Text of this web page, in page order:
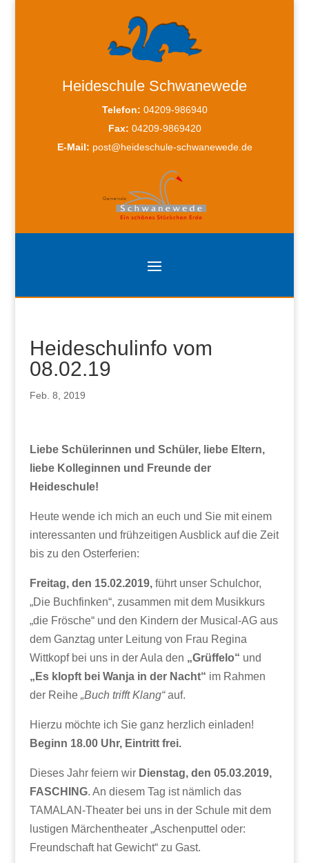
Heideschule Schwanewede
Telefon: 04209-986940
Fax: 04209-9869420
E-Mail: post@heideschule-schwanewede.de
Heideschulinfo vom
08.02.19
Feb. 8, 2019
Liebe Schülerinnen und Schüler, liebe Eltern,
liebe Kolleginnen und Freunde der
Heideschule!
Heute wende ich mich an euch und Sie mit einem
interessanten und frühzeitigen Ausblick auf die Zeit
bis zu den Osterferien:
Freitag, den 15.02.2019,führt unser Schulchor,
„Die Buchfinken“, zusammen mit dem Musikkurs
„die Frösche“ und den Kindern der Musical-AG aus
dem Ganztag unter Leitung von Frau Regina
Wittkopf bei uns in der Aula den „Grüffelo“ und
„Es klopft bei Wanja in der Nacht“ im Rahmen
der Reihe „Buch trifft Klang“auf.
Hierzu möchte ich Sie ganz herzlich einladen!
Beginn 18.00 Uhr, Eintritt frei.
Dieses Jahr feiern wir Dienstag, den 05.03.2019,
FASCHING. An diesem Tag ist nämlich das
TAMALAN-Theater bei uns in der Schule mit dem
lustigen Märchentheater „Aschenputtel oder:
Freundschaft hat Gewicht“ zu Gast.